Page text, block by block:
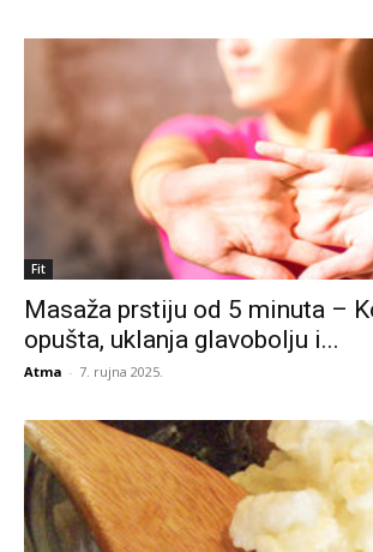
Fit
Masaža prstiju od 5 minuta –
opušta, uklanja glavobolju i...
Atma - 7. rujna 2025.